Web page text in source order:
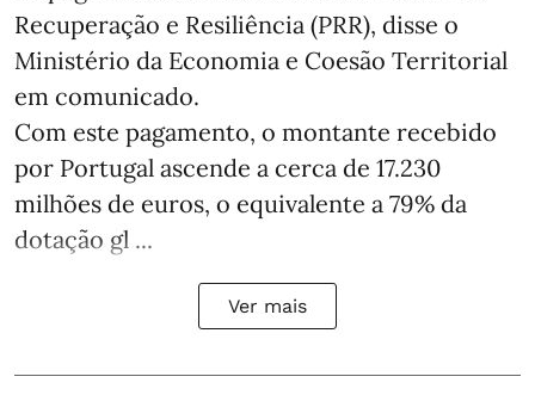
Recuperação e Resiliência (PRR), disse o
Ministério da Economia e Coesão Territorial
em comunicado.
Com este pagamento, o montante recebido
por Portugal ascende a cerca de 17.230
milhões de euros, o equivalente a 79% da
dotação gl ...
Ver mais